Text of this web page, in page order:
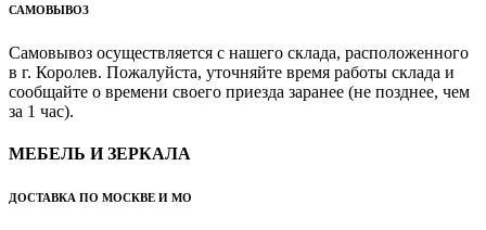
САМОВЫВОЗ
Самовывоз осуществляется с нашего склада, расположенного
в г. Королев. Пожалуйста, уточняйте время работы склада и
сообщайте о времени своего приезда заранее (не позднее, чем
за 1 час).
МЕБЕЛЬ И ЗЕРКАЛА
ДОСТАВКА ПО МОСКВЕ И МО